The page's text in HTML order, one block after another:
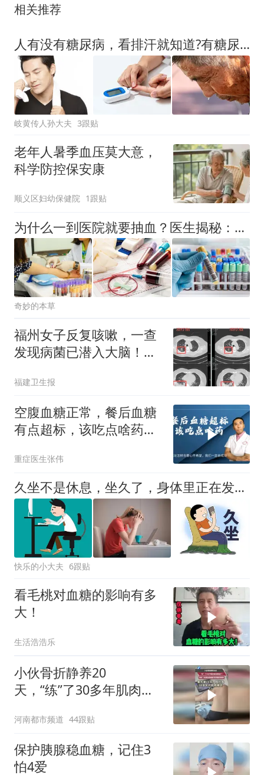
相关推荐
人有没有糖尿病，看排汗就知道?有糖尿病的人，排汗或有2个表现
岐黄传人孙大夫 3跟贴
老年人暑季血压莫大意，
科学防控保安康
顺义区妇幼保健院 1跟贴
为什么一到医院就要抽血？医生揭秘：抽出来的血，最终去了哪里
奇妙的本草
福州女子反复咳嗽，一查
发现病菌已潜入大脑！医
极易误诊
福建卫生报
空腹血糖正常，餐后血糖
有点超标，该吃点啥药？
重症医生张伟
久坐不是休息，坐久了，身体里正在发生什么？4类人群快打断久坐
快乐的小大夫 6跟贴
看毛桃对血糖的影响有多
大！
生活浩浩乐
小伙骨折静养20
天，“练”了30多年肌肉直
肉和脂肪 遇事是真顶用的
河南都市频道 44跟贴
保护胰腺稳血糖，记住3
怕4爱